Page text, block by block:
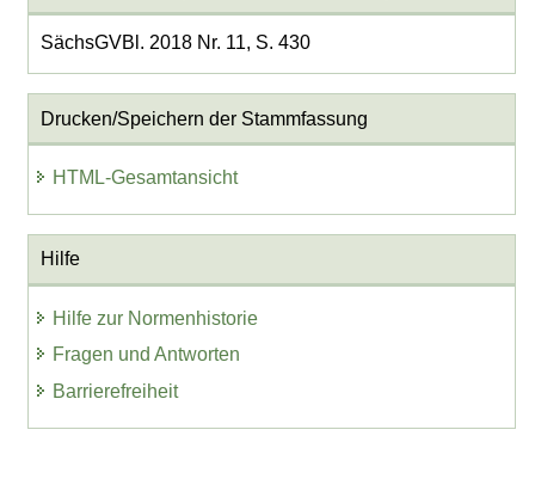
SächsGVBl. 2018 Nr. 11, S. 430
Drucken/Speichern der Stammfassung
HTML-Gesamtansicht
Hilfe
Hilfe zur Normenhistorie
Fragen und Antworten
Barrierefreiheit